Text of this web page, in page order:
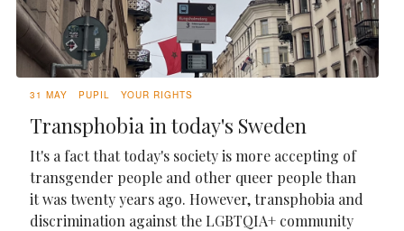
31 MAY PUPIL YOUR RIGHTS
Transphobia in today's Sweden
It's a fact that today's society is more accepting of
transgender people and other queer people than
it was twenty years ago. However, transphobia and
discrimination against the LGBTQIA+ community